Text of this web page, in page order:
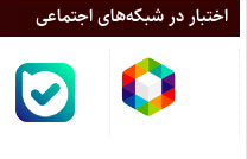
اختبار در شبکه‌های اجتماعی